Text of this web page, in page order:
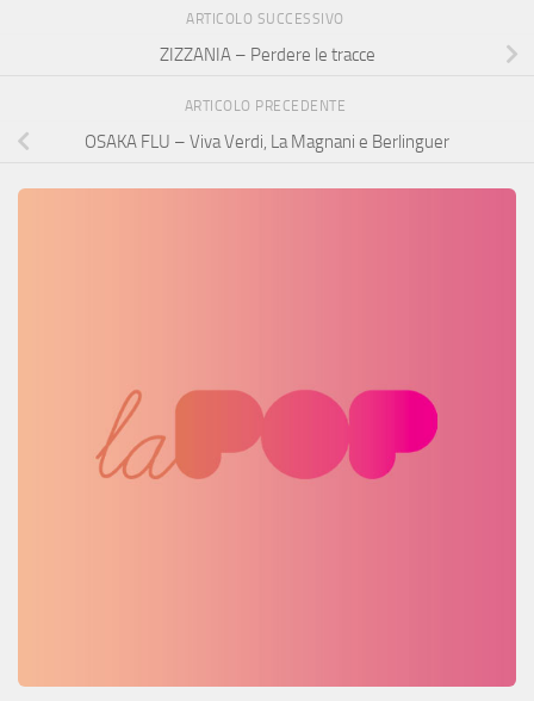
ARTICOLO SUCCESSIVO
ZIZZANIA – Perdere le tracce
ARTICOLO PRECEDENTE
OSAKA FLU – Viva Verdi, La Magnani e Berlinguer